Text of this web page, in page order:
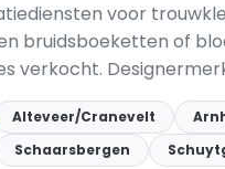
voor
bruidsboeketten of
verkocht.
Alteveer/Cranevelt
Schaarsbergen